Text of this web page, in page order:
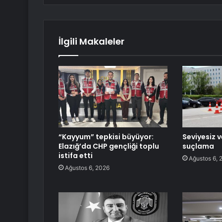
İlgili Makaleler
“Kayyum” tepkisi büyüyor:
Elazığ’da CHP gençliği toplu
istifa etti
Ağustos 6, 2026
Seviyesiz
suçlama
Ağustos 6,